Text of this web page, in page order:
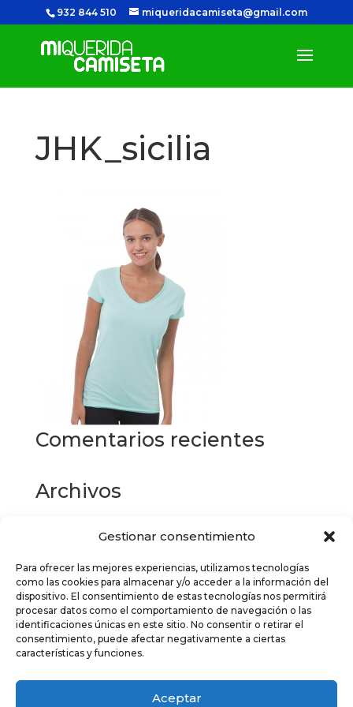
Gestionar consentimiento
Para ofrecer las mejores experiencias, utilizamos tecnologías
como las cookies para almacenar y/o acceder a la información del
dispositivo. El consentimiento de estas tecnologías nos permitirá
procesar datos como el comportamiento de navegación o las
identificaciones únicas en este sitio. No consentir o retirar el
consentimiento, puede afectar negativamente a ciertas
características y funciones.
Aceptar
932 844 510 miqueridacamiseta@gmail.com
JHK_sicilia
Comentarios recientes
Archivos
Categorías
No hay categorías
Meta
Acceder
Feed de entradas
Feed de comentarios